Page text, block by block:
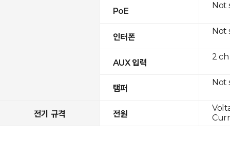
PoE
인터폰
AUX 입력
탬퍼
전기 규격 전원
Not
Not
2
Not